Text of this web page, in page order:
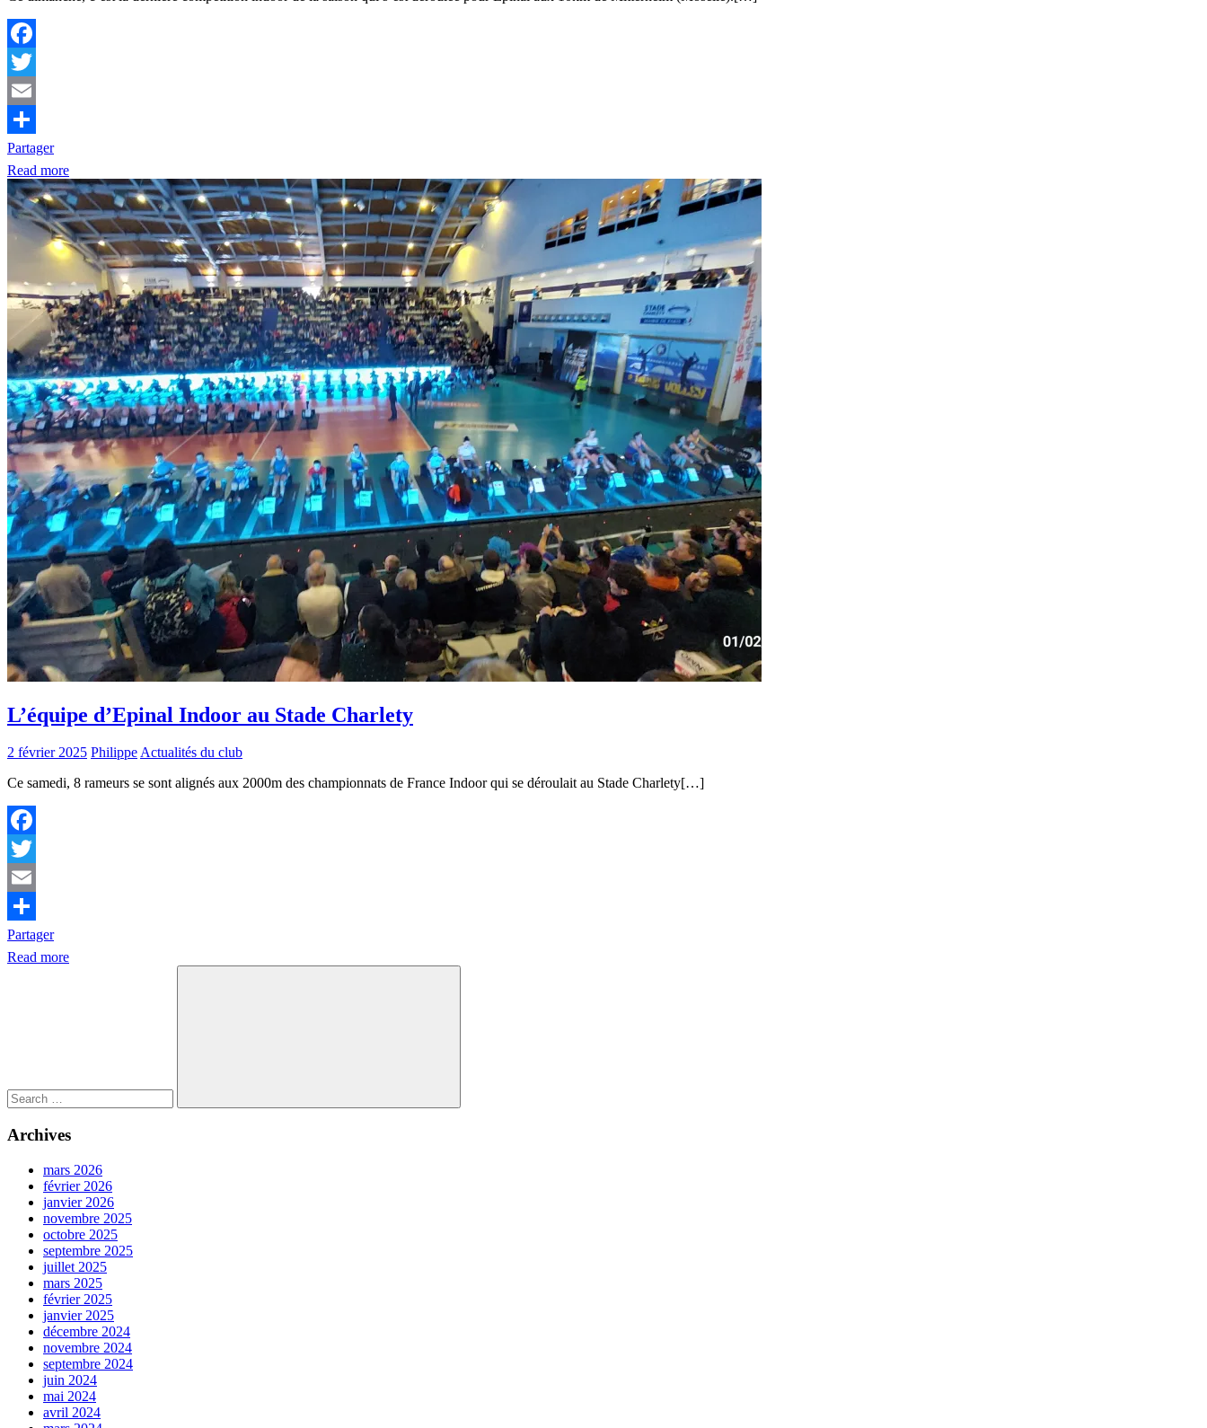
Facebook
Twitter
Email
Partager
Read more
L’équipe d’Epinal Indoor au Stade Charlety
2 février 2025 PhilippeActualités du club
Ce samedi, 8 rameurs se sont alignés aux 2000m des championnats de France Indoor qui se déroulait au Stade Charlety[…]
Facebook
Twitter
Email
Partager
Read more
Search
Archives
mars 2026
février 2026
janvier 2026
novembre 2025
octobre 2025
septembre 2025
juillet 2025
mars 2025
février 2025
janvier 2025
décembre 2024
novembre 2024
septembre 2024
juin 2024
mai 2024
avril 2024